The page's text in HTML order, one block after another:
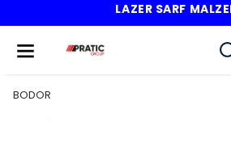
LAZER SARF
BODOR